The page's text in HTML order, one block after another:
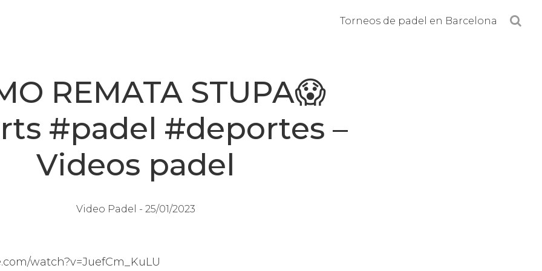
Torneos de padel en Barcelona
B
REMATA STUPA😱
#padel #deportes –
Videos padel
Video Padel - 25/01/2023
watch?v=JuefCm_KuLU